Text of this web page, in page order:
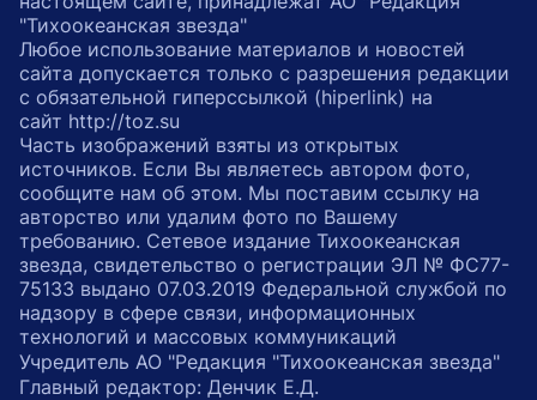
"Тихоокеанская звезда"
Любое использование материалов и новостей
сайта допускается только с разрешения редакции
с обязательной гиперссылкой (hiperlink) на
сайт http://toz.su
Часть изображений взяты из открытых
источников. Если Вы являетесь автором фото,
сообщите нам об этом. Мы поставим ссылку на
авторство или удалим фото по Вашему
требованию. Сетевое издание Тихоокеанская
звезда, свидетельство о регистрации ЭЛ № ФС77-
75133 выдано 07.03.2019 Федеральной службой по
надзору в сфере связи, информационных
технологий и массовых коммуникаций
Учредитель АО "Редакция "Тихоокеанская звезда"
Главный редактор: Денчик Е.Д.